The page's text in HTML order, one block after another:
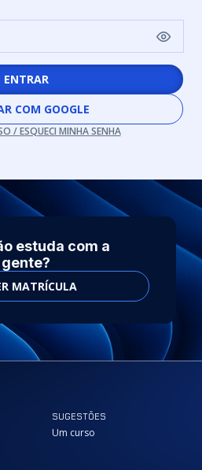
ENTRAR
COM GOOGLE
/ ESQUECI MINHA SENHA
estuda com a
gente?
MATRÍCULA
SUGESTÕES
Um curso